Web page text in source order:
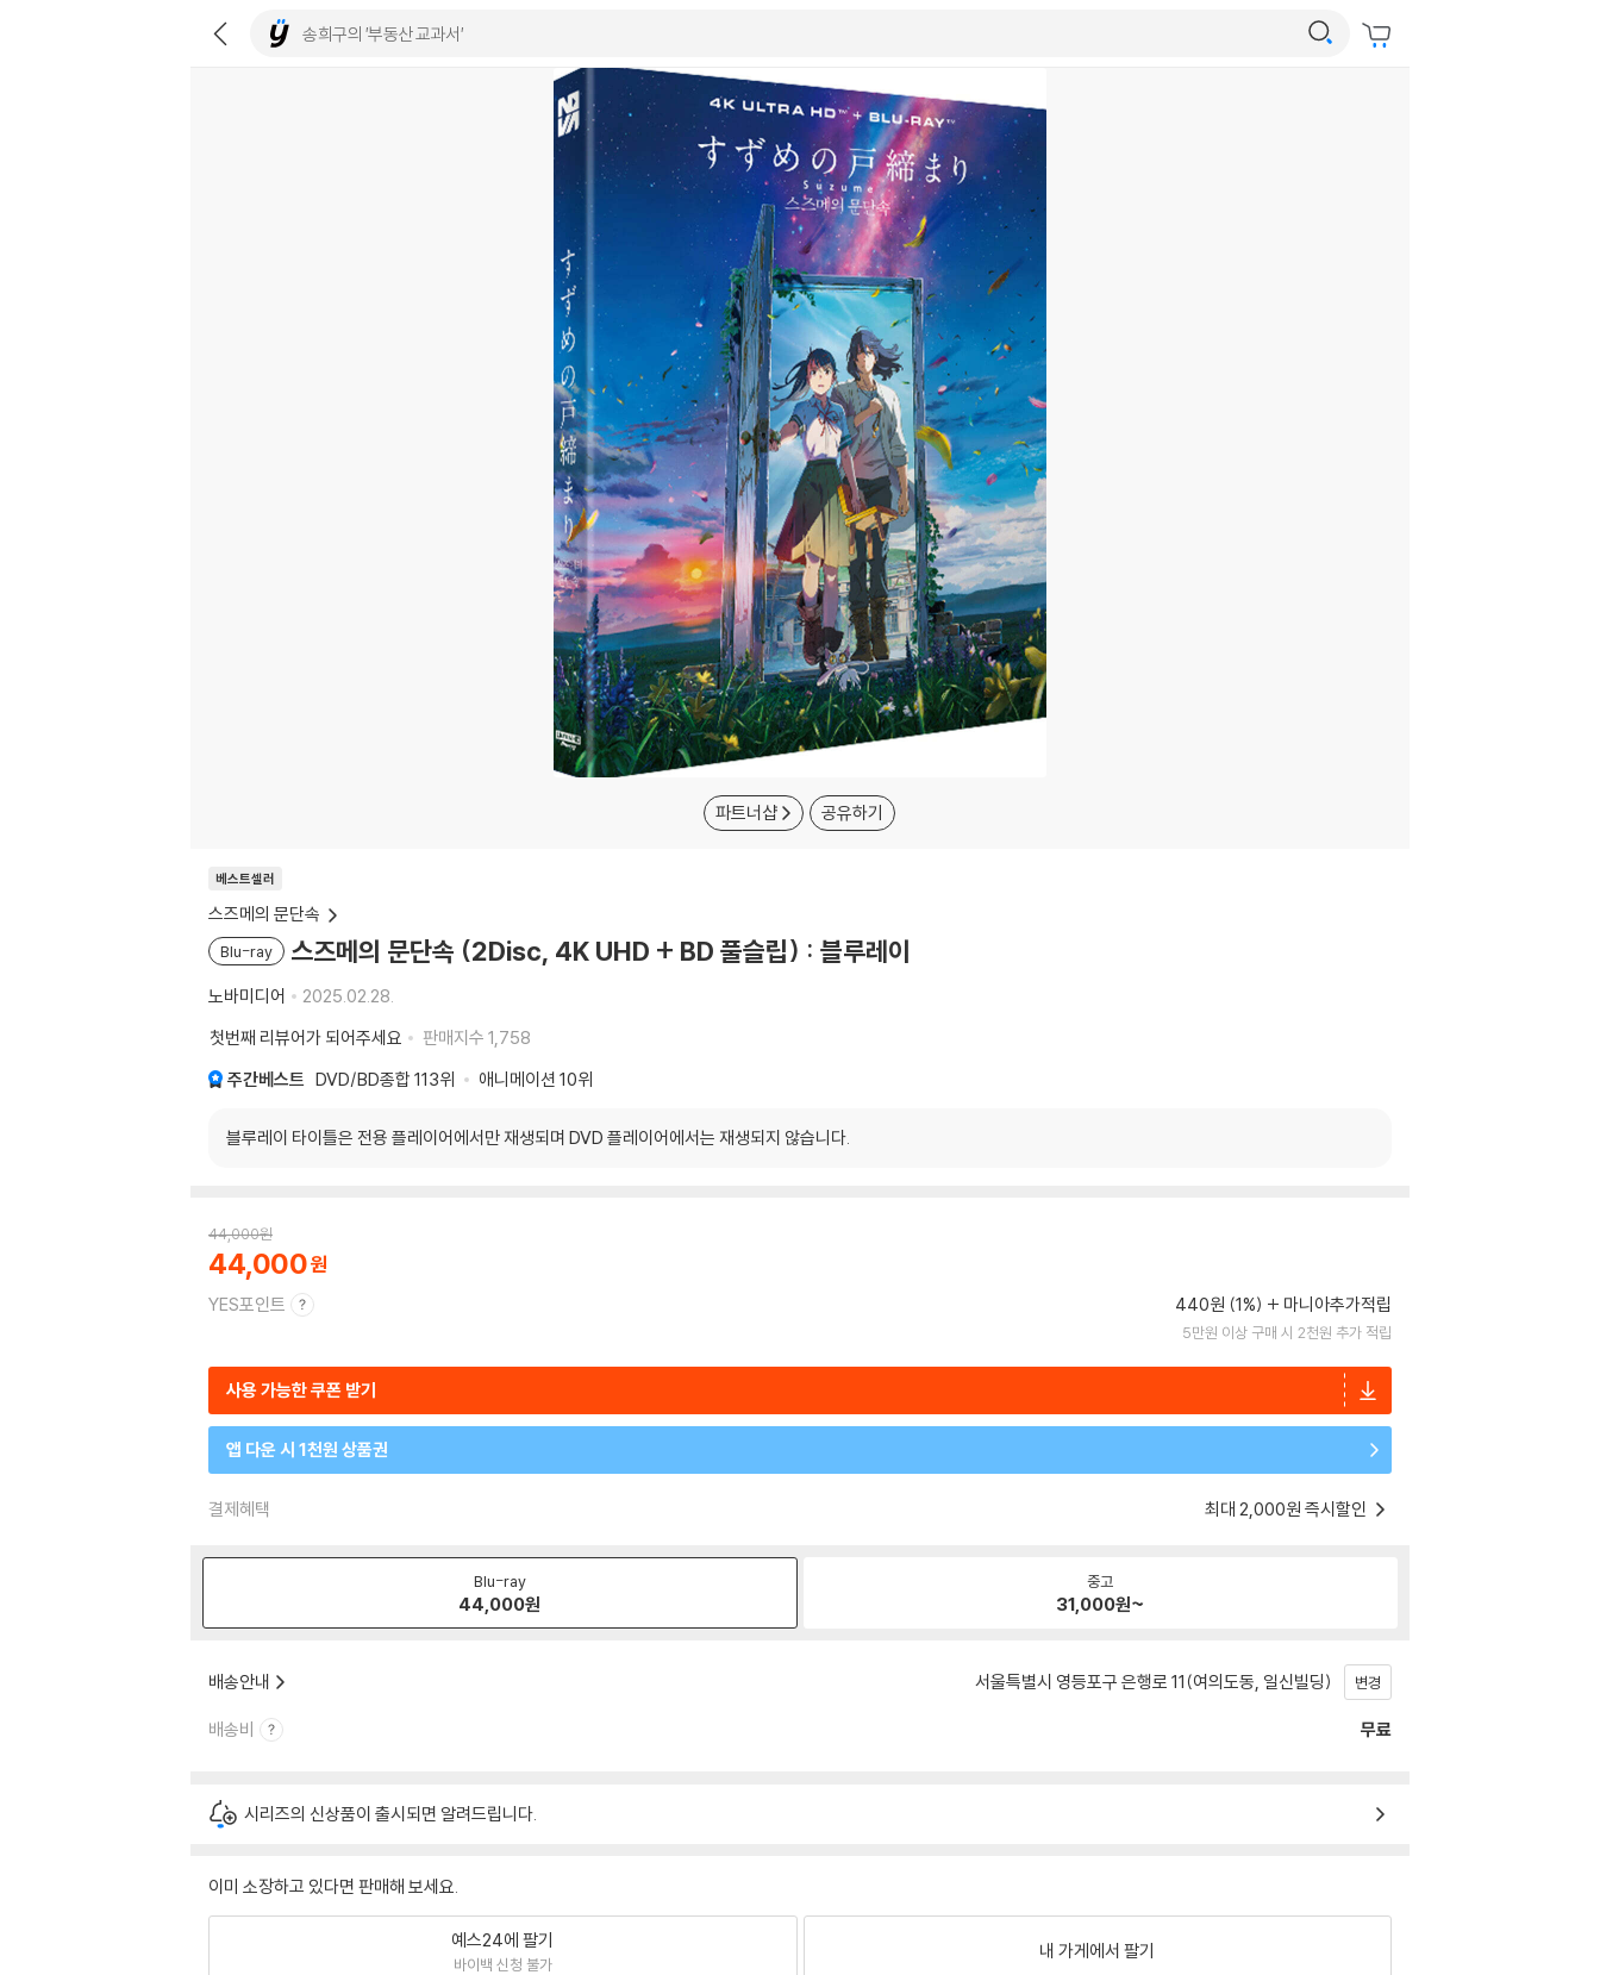
파트너샵 공유하기
베스트셀러
스즈메의 문단속
Blu-ray 스즈메의 문단속 (2Disc, 4K UHD + BD 풀슬립) : 블루레이
노바미디어
2025.02.28.
첫번째 리뷰어가 되어주세요
판매지수 1,758
주간베스트 DVD/BD종합 113위 애니메이션 10위
블루레이 타이틀은 전용 플레이어에서만 재생되며 DVD 플레이어에서는 재생되지 않습니다.
44,000원
44,000
YES포인트 440원 (1%) 마니아추가적립
5만원 이상 구매 시 2천원 추가 적립
사용 가능한 쿠폰 받기
앱 다운 시 1천원 상품권
결제혜택 최대 2,000원 즉시할인
Blu-ray
44,000원
중고
31,000원~
배송안내 서울특별시 영등포구 은행로 11(여의도동, 일신빌딩) 변경
배송비 무료
시리즈의 신상품이 출시되면 알려드립니다.
이미 소장하고 있다면 판매해 보세요.
예스24에 팔기
바이백 신청 불가
내 가게에서 팔기